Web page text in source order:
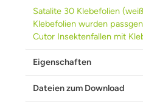
Satalite 30 Klebefolien
Klebefolien wurden
Cutor Insektenfallen mit
Eigenschaften
Dateien zum Download